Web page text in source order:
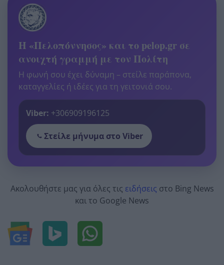
Η «Πελοπόννησος» και το pelop.gr σε
ανοιχτή γραμμή με τον Πολίτη
Η φωνή σου έχει δύναμη – στείλε παράπονα,
καταγγελίες ή ιδέες για τη γειτονιά σου.
Viber: +306909196125
Στείλε μήνυμα στο Viber
Ακολουθήστε μας για όλες τις ειδήσεις στο Bing News
και το Google News